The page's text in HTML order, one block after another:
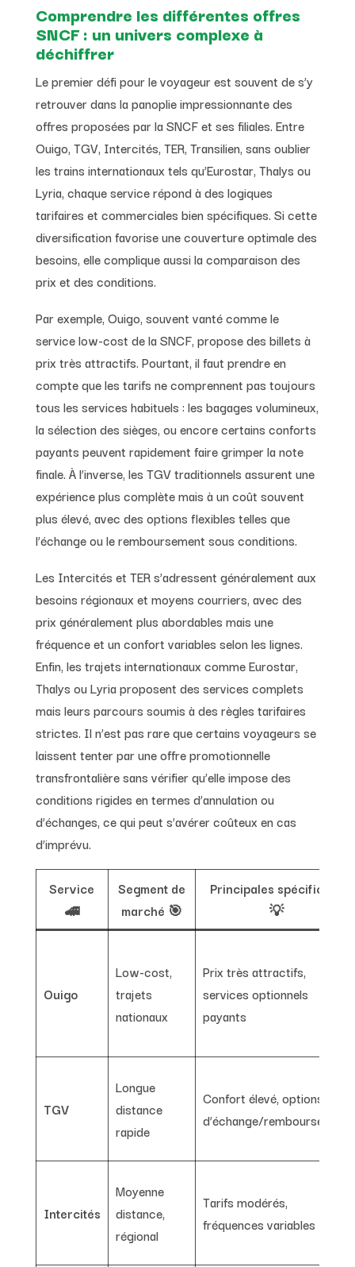
Comprendre les différentes offres
SNCF : un univers complexe à
déchiffrer
Le premier défi pour le voyageur est souvent de s’y
retrouver dans la panoplie impressionnante des
offres proposées par la SNCF et ses filiales. Entre
Ouigo, TGV, Intercités, TER, Transilien, sans oublier
les trains internationaux tels qu’Eurostar, Thalys ou
Lyria, chaque service répond à des logiques
tarifaires et commerciales bien spécifiques. Si cette
diversification favorise une couverture optimale des
besoins, elle complique aussi la comparaison des
prix et des conditions.
Par exemple, Ouigo, souvent vanté comme le
service low-cost de la SNCF, propose des billets à
prix très attractifs. Pourtant, il faut prendre en
compte que les tarifs ne comprennent pas toujours
tous les services habituels : les bagages volumineux,
la sélection des sièges, ou encore certains conforts
payants peuvent rapidement faire grimper la note
finale. À l’inverse, les TGV traditionnels assurent une
expérience plus complète mais à un coût souvent
plus élevé, avec des options flexibles telles que
l’échange ou le remboursement sous conditions.
Les Intercités et TER s’adressent généralement aux
besoins régionaux et moyens courriers, avec des
prix généralement plus abordables mais une
fréquence et un confort variables selon les lignes.
Enfin, les trajets internationaux comme Eurostar,
Thalys ou Lyria proposent des services complets
mais leurs parcours soumis à des règles tarifaires
strictes. Il n’est pas rare que certains voyageurs se
laissent tenter par une offre promotionnelle
transfrontalière sans vérifier qu’elle impose des
conditions rigides en termes d’annulation ou
d’échanges, ce qui peut s’avérer coûteux en cas
d’imprévu.
Service
🚄
Segment de
marché 🎯
Principales spécificités
💡
Ouigo
Low-cost,
trajets
nationaux
Prix très attractifs,
services optionnels
payants
TGV
Longue
distance
rapide
Confort élevé, options
d’échange/remboursement
Intercités
Moyenne
distance,
régional
Tarifs modérés,
fréquences variables